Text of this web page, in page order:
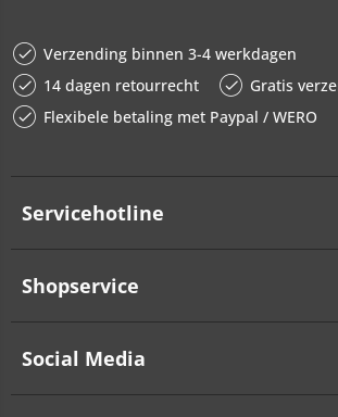
Verzending binnen 3-4 werkdagen
14 dagen retourrecht
Gratis
Flexibele betaling met Paypal / WERO
Servicehotline
Shopservice
Social Media